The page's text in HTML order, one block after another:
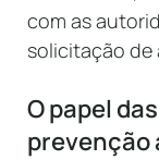
com as
solicitação de
O papel
prevenção